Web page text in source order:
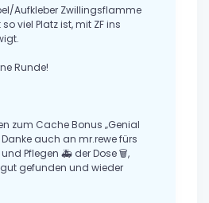
Aufkleber Zwillingsflamme
viel Platz ist, mit ZF ins
Runde!
zum Cache Bonus „Genial
auch an mr.rewe fürs
Pflegen 🚑 der Dose 🗑,
gefunden und wieder